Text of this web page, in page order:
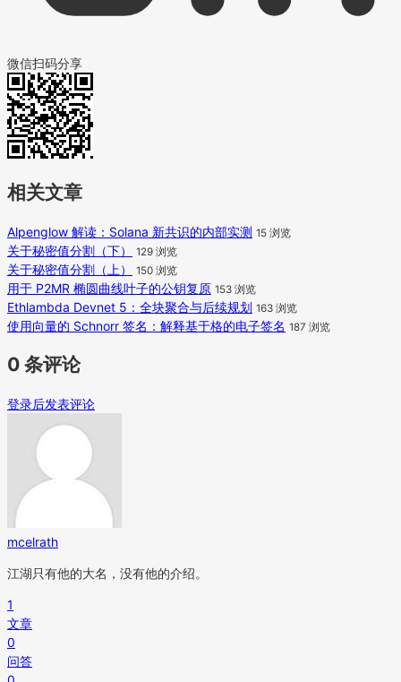
微信扫码分享
相关文章
Alpenglow 解读：Solana 新共识的内部实测 15 浏览
关于秘密值分割（下） 129 浏览
关于秘密值分割（上） 150 浏览
用于 P2MR 椭圆曲线叶子的公钥复原 153 浏览
Ethlambda Devnet 5：全块聚合与后续规划 163 浏览
使用向量的 Schnorr 签名：解释基于格的电子签名 187 浏览
0 条评论
登录后发表评论
mcelrath
江湖只有他的大名，没有他的介绍。
1
文章
0
问答